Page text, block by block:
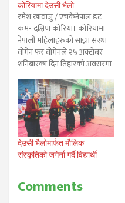
कोरियामा देउसी भैलो
रमेश खावाजु / एचकेनेपाल डट
कम- दक्षिण कोरिया। कोरियामा
नेपाली महिलाहरुको साझा संस्था
वोमेन फर वोमेनले २५ अक्टोबर
शनिबारका दिन तिहारको अवसरमा
देउसीभैलो कार्यक्रम सफलताका
साथ सम्पन्न गरेको छ। कोरियाको
राजधानी सउलको दोङदेमुनमा
बेलुकी ८ बजे देउसी भैलो कार्यक्रम
सुरु गरिएको थियो। देउसीभैलो
कार्यक्रमका महिला टोलीहरु
दोङ्देमुनका धेरै जसो नेपाली…
देउसी भैलोमार्फत मौलिक
संस्कृतिको जगेर्ना गर्दै विद्यार्थी
Comments